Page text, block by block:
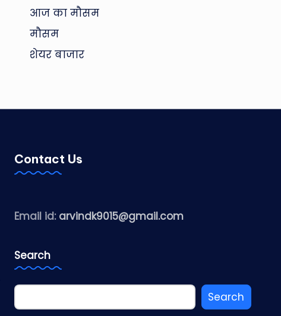
आज का मौसम
मौसम
शेयर बाजार
Contact Us
Email id: arvindk9015@gmail.com
Search
Search